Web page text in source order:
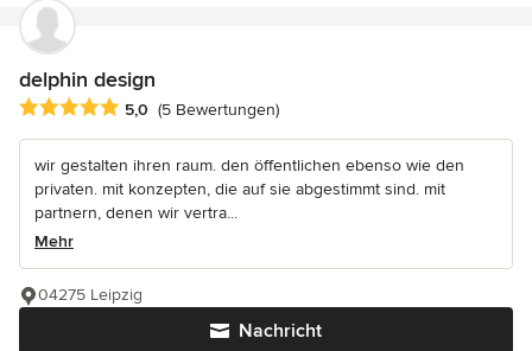
delphin design
Durchschnittliche Bewertung: 5 von 5 Sternen
5,0 (5 Bewertungen)
wir gestalten ihren raum. den öffentlichen ebenso wie den
privaten. mit konzepten, die auf sie abgestimmt sind. mit
partnern, denen wir vertra...
Mehr
Nachricht
04275 Leipzig